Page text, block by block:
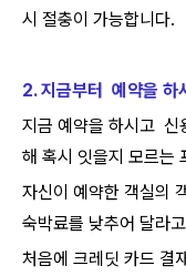
시 절충이 가능합니다.
2. 지금부터 예약을 하
지금 예약을 하시고 신
해 혹시 잇을지 모르는
자신이 예약한 객실의
숙박료를 낮추어 달라
처음에 크레딧 카드 결